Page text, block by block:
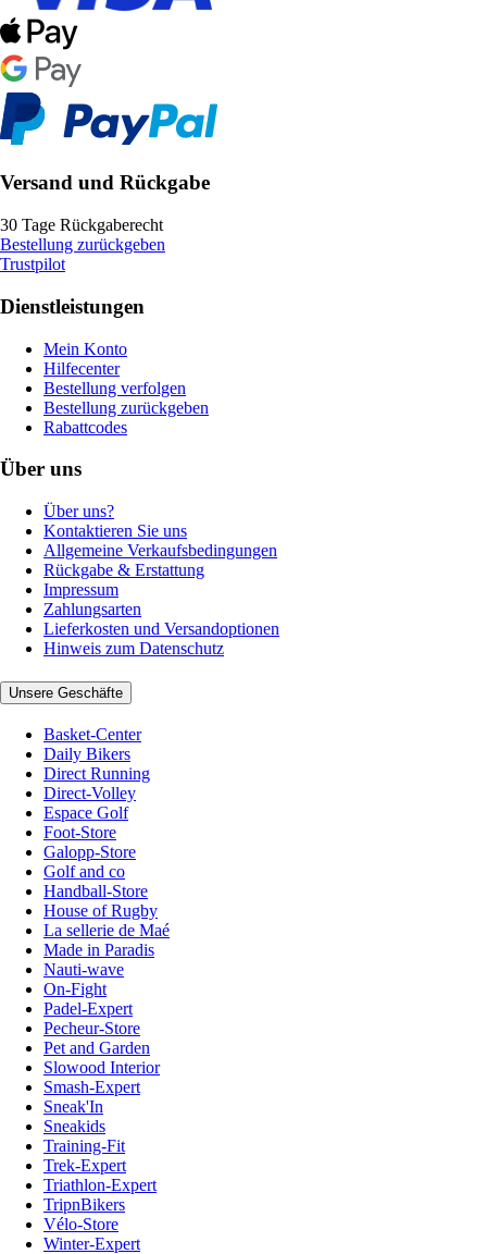
Versand und Rückgabe
30 Tage Rückgaberecht
Bestellung zurückgeben
Trustpilot
Dienstleistungen
Mein Konto
Hilfecenter
Bestellung verfolgen
Bestellung zurückgeben
Rabattcodes
Über uns
Über uns?
Kontaktieren Sie uns
Allgemeine Verkaufsbedingungen
Rückgabe & Erstattung
Impressum
Zahlungsarten
Lieferkosten und Versandoptionen
Hinweis zum Datenschutz
Unsere Geschäfte
Basket-Center
Daily Bikers
Direct Running
Direct-Volley
Espace Golf
Foot-Store
Galopp-Store
Golf and co
Handball-Store
House of Rugby
La sellerie de Maé
Made in Paradis
Nauti-wave
On-Fight
Padel-Expert
Pecheur-Store
Pet and Garden
Slowood Interior
Smash-Expert
Sneak'In
Sneakids
Training-Fit
Trek-Expert
Triathlon-Expert
TripnBikers
Vélo-Store
Winter-Expert